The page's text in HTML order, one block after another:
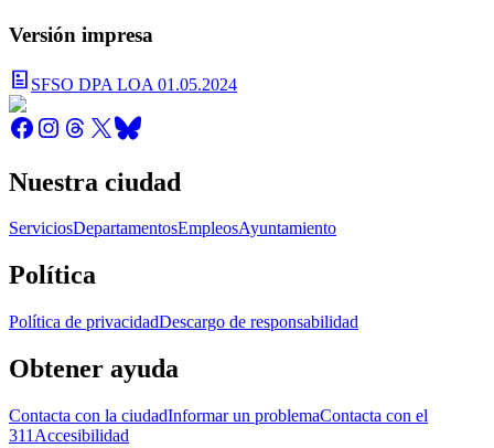
Versión impresa
SFSO DPA LOA 01.05.2024
Nuestra ciudad
ServiciosDepartamentosEmpleosAyuntamiento
Política
Política de privacidadDescargo de responsabilidad
Obtener ayuda
Contacta con la ciudadInformar un problemaContacta con el
311 Accesibilidad